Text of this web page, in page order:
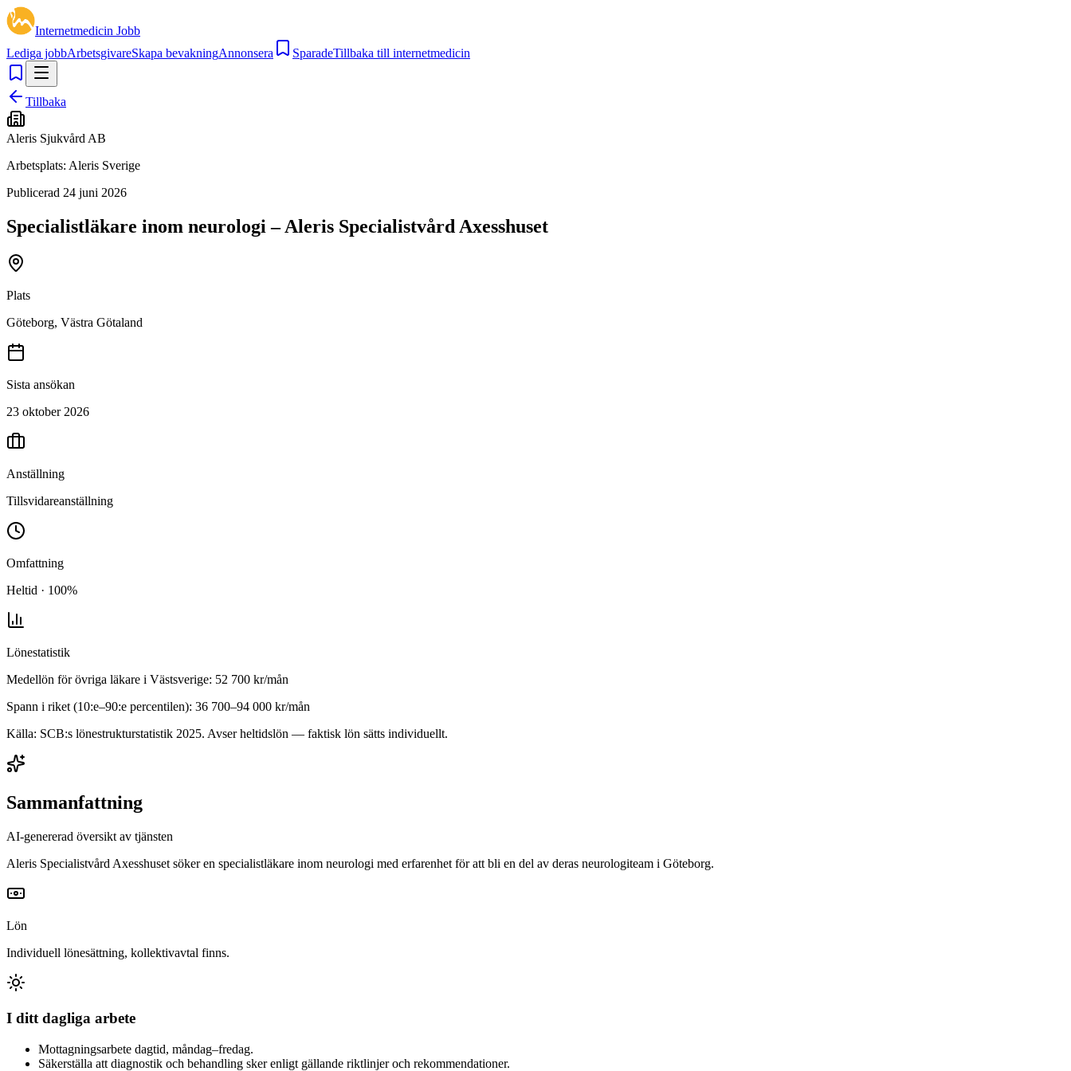
Internetmedicin Jobb
Lediga jobbArbetsgivareSkapa bevakningAnnonsera SparadeTillbaka till internetmedicin
Tillbaka
Aleris Sjukvård AB
Arbetsplats: Aleris Sverige
Publicerad 24 juni 2026
Specialistläkare inom neurologi – Aleris Specialistvård Axesshuset
Plats
Göteborg, Västra Götaland
Sista ansökan
23 oktober 2026
Anställning
Tillsvidareanställning
Omfattning
Heltid · 100%
Lönestatistik
Medellön förövriga läkare i Västsverige: 52 700 kr/mån
Spann i riket (10:e–90:e percentilen): 36 700–94 000 kr/mån
Källa: SCB:s lönestrukturstatistik 2025. Avser heltidslön — faktisk lön sätts individuellt.
Sammanfattning
AI-genererad översikt av tjänsten
Aleris Specialistvård Axesshuset söker en specialistläkare inom neurologi med erfarenhet för att bli en del av deras neurologiteam i Göteborg.
Lön
Individuell lönesättning, kollektivavtal finns.
I ditt dagliga arbete
Mottagningsarbete dagtid, måndag–fredag.
Säkerställa att diagnostik och behandling sker enligt gällande riktlinjer och rekommendationer.